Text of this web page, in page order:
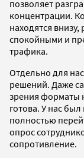
позволяет
концентрации.
находятся
спокойными и
трафика.
Отдельно для
решений. Даже
зрения форматы
готова. У нас
полностью
опрос
сопротивление.